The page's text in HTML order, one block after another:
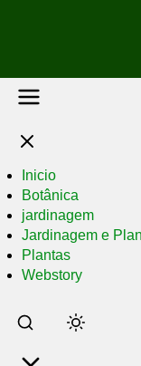
Inicio
Botânica
jardinagem
Jardinagem e
Plantas
Webstory
Pular